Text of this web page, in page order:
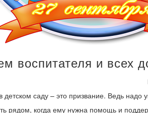
воспитателя и всех
детском саду – это призвание. Ведь надо
рядом, когда ему нужна помощь и